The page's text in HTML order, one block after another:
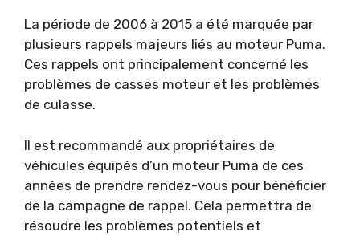
La période de 2006 à 2015 a été marquée par
plusieurs rappels majeurs liés au moteur Puma.
Ces rappels ont principalement concerné les
problèmes de casses moteur et les problèmes
de culasse.
Il est recommandé aux propriétaires de
véhicules équipés d’un moteur Puma de ces
années de prendre rendez-vous pour bénéficier
de la campagne de rappel. Cela permettra de
résoudre les problèmes potentiels et